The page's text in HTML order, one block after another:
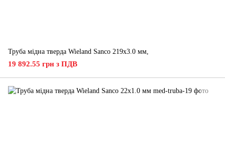
Труба мідна тверда Wieland Sanco 219х3.0 мм,
19 892.55 грн з ПДВ